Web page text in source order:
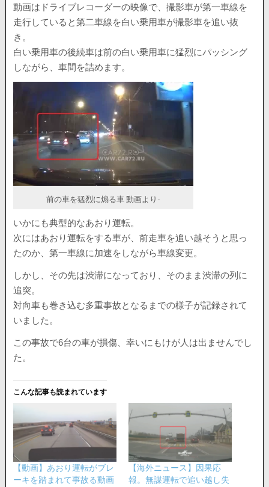
動画はドライブレコーダーの映像で、撮影車が第一車線を
走行していると第二車線を白い乗用車が撮影車を追い抜
き。
白い乗用車の後続車は前の白い乗用車に猛烈にパッシング
しながら、車間を詰めます。
前の車を猛烈に煽る車 ^動画より-
いかにも典型的なあおり運転。
次にはあおり運転をする車が、前走車を追い越そうと思っ
たのか、第一車線に加速をしながら車線変更。
しかし、その先は渋滞になっており、そのまま渋滞の列に
追突。
対向車も巻き込む多重事故となるまでの様子が記録されて
いました。
この事故で6台の車が損傷、幸いにもけが人は出ませんでし
た。
こんな記事も読まれています
【動画】あおり運転がブレ
ーキを踏まれて事故る動画
【海外ニュース】因果応
報。無謀運転で追い越し失